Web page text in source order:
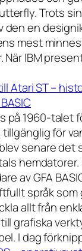
Trots
den en
mest
När IBM
Atari ST –
på 1960-talet
för
senare det
hemdatorer.
av GFA
språk som
allt från
grafiska
I dag